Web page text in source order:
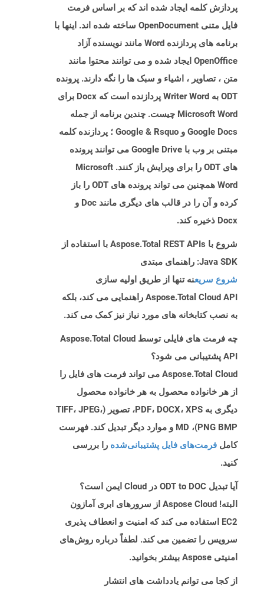
پردازش کلمه ایجاد شده اند که بر اساس فرمت
فایل متنی OpenDocument ساخته شده اند. اینها با
برنامه های پردازنده Word مانند نویسنده آزاد
OpenOffice ایجاد شده و می توانند محتوا مانند
متن ، تصاویر ، اشیاء و سبک ها را نگه دارند. پرونده
ODT به Writer Word پردازنده است که Docx برای
Microsoft Word چیست. چندین برنامه از جمله
Google Docs و Google & Rsquo ؛ پردازنده کلمه
مبتنی بر وب با Google Drive می توانند پرونده
های ODT را برای ویرایش باز کنند. Microsoft
Word همچنین می تواند پرونده های ODT را باز
کرده و آن را در قالب های دیگری مانند Doc و
Docx ذخیره کند.
شروع با Aspose.Total REST APIs با استفاده از
Java SDK: راهنمای مبتدی
شروع سریعنه تنها از طریق اولیه سازی
Aspose.Total Cloud API راهنمایی می کند، بلکه
به نصب کتابخانه های مورد نیاز نیز کمک می کند.
چه فرمت های فایلی توسط Aspose.Total Cloud
API پشتیبانی می شود؟
Aspose.Total Cloud می تواند فرمت های فایل را
از هر خانواده محصول به هر خانواده محصول
دیگری به PDF، DOCX، XPS، تصویر (TIFF، JPEG،
PNG BMP)، MD و موارد دیگر تبدیل کند. فهرست
کامل فرمت‌های فایل پشتیبانی‌شده را بررسی
کنید.
آیا تبدیل ODT to DOC در Cloud ایمن است؟
البته! Aspose Cloud از سرورهای ابری آمازون
EC2 استفاده می کند که امنیت و انعطاف پذیری
سرویس را تضمین می کند. لطفاً درباره روش‌های
امنیتی Aspose بیشتر بخوانید.
از کجا می توانم یادداشت های انتشار